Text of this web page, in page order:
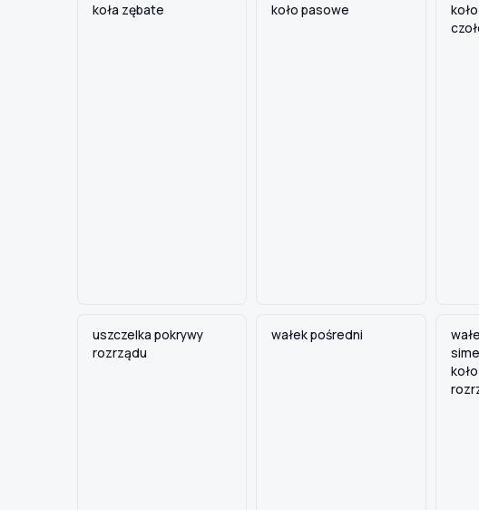
MARKA
koła zębate koło pasowe
uszczelka pokrywy
rozrządu
wałek pośredni